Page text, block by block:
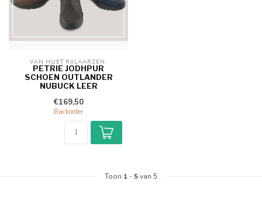
VAN HUET RIJLAARZEN
PETRIE JODHPUR
SCHOEN OUTLANDER
NUBUCK LEER
€169,50
Backorder
Toon 1 -5van 5